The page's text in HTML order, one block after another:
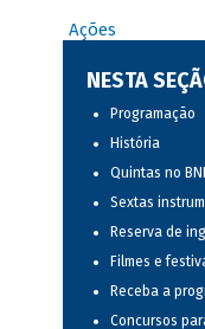
Ações
NESTA
Programação
História
Quintas no
Sextas
Reserva de
Filmes e
Receba a
Concursos